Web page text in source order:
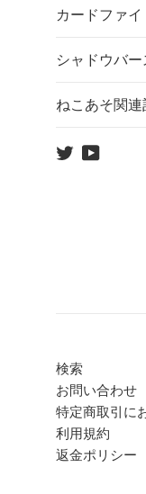
カードファ
シャドウバ
ねこあそ関連
TwitterYouTube
検索
お問い合わせ
特定商取引に
利用規約
返金ポリシー